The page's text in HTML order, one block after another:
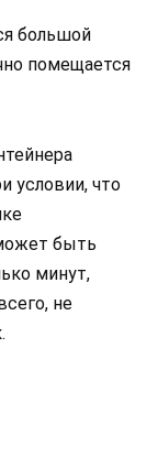
большой
помещается
условии, что
быть
минут,
не